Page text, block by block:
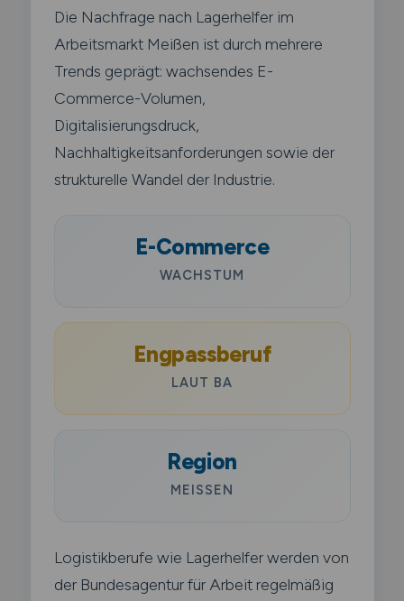
Die Nachfrage nach Lagerhelfer im
Arbeitsmarkt Meißen ist durch mehrere
Trends geprägt: wachsendes E-
Commerce-Volumen,
Digitalisierungsdruck,
Nachhaltigkeitsanforderungen sowie der
strukturelle Wandel der Industrie.
E-Commerce
WACHSTUM
Engpassberuf
LAUT BA
Region
MEISSEN
Logistikberufe wie Lagerhelfer werden von
der Bundesagentur für Arbeit regelmäßig